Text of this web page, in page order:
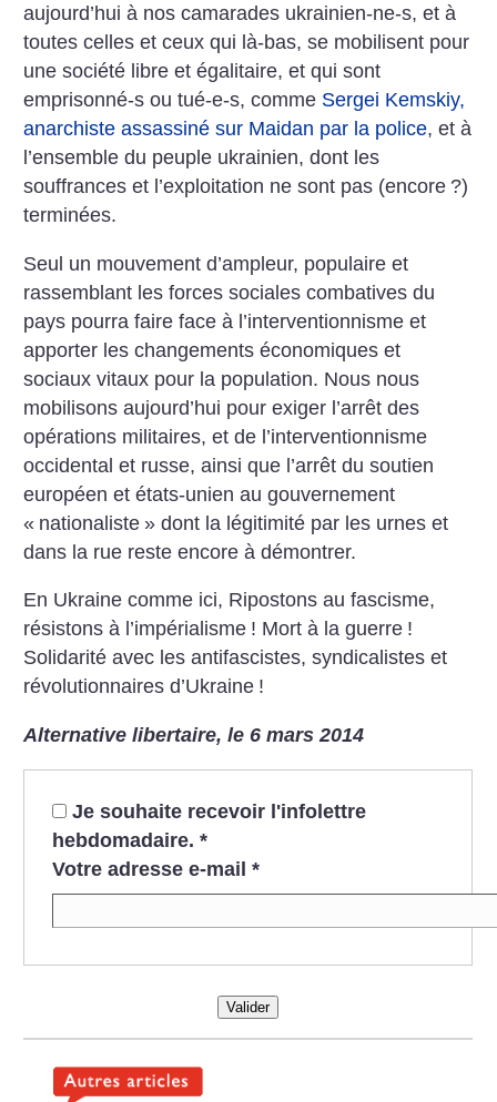
aujourd’hui à nos camarades ukrainien-ne-s, et à
toutes celles et ceux qui là-bas, se mobilisent pour
une société libre et égalitaire, et qui sont
emprisonné-s ou tué-e-s, comme Sergei Kemskiy,
anarchiste assassiné sur Maidan par la police, et à
l’ensemble du peuple ukrainien, dont les
souffrances et l’exploitation ne sont pas (encore ?)
terminées.
Seul un mouvement d’ampleur, populaire et
rassemblant les forces sociales combatives du
pays pourra faire face à l’interventionnisme et
apporter les changements économiques et
sociaux vitaux pour la population. Nous nous
mobilisons aujourd’hui pour exiger l’arrêt des
opérations militaires, et de l’interventionnisme
occidental et russe, ainsi que l’arrêt du soutien
européen et états-unien au gouvernement
« nationaliste » dont la légitimité par les urnes et
dans la rue reste encore à démontrer.
En Ukraine comme ici, Ripostons au fascisme,
résistons à l’impérialisme ! Mort à la guerre !
Solidarité avec les antifascistes, syndicalistes et
révolutionnaires d’Ukraine !
Alternative libertaire, le 6 mars 2014
Je souhaite recevoir l'infolettre
hebdomadaire. *
Votre adresse e-mail *
Valider